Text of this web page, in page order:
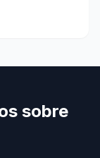
sobre